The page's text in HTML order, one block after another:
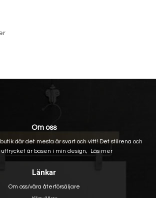
Om oss
där det mesta är svart och vitt! Det stilrena och
uttrycket är basen i min design, Läs mer
Länkar
Om oss/våra återförsäljare